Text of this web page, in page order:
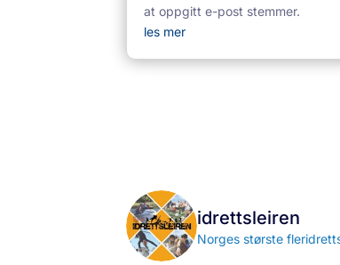
at oppgitt e-post stemmer.
les mer
idrettsleiren
Norges største